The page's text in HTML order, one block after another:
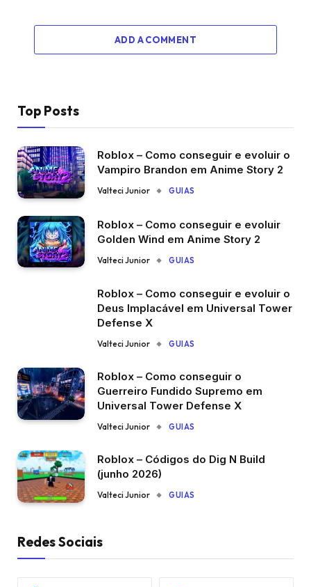
ADD A COMMENT
Top Posts
Roblox – Como conseguir e evoluir o
Vampiro Brandon em Anime Story 2
Valteci Junior GUIAS
Roblox – Como conseguir e evoluir
Golden Wind em Anime Story 2
Valteci Junior GUIAS
Roblox – Como conseguir e evoluir o
Deus Implacável em Universal Tower
Defense X
Valteci Junior GUIAS
Roblox – Como conseguir o
Guerreiro Fundido Supremo em
Universal Tower Defense X
Valteci Junior GUIAS
Roblox – Códigos do Dig N Build
(junho 2026)
Valteci Junior GUIAS
Redes Sociais